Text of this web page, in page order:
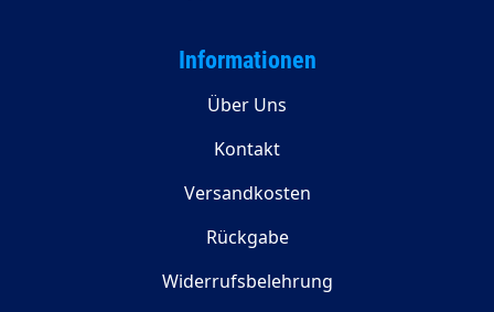
Informationen
Über Uns
Kontakt
Versandkosten
Rückgabe
Widerrufsbelehrung